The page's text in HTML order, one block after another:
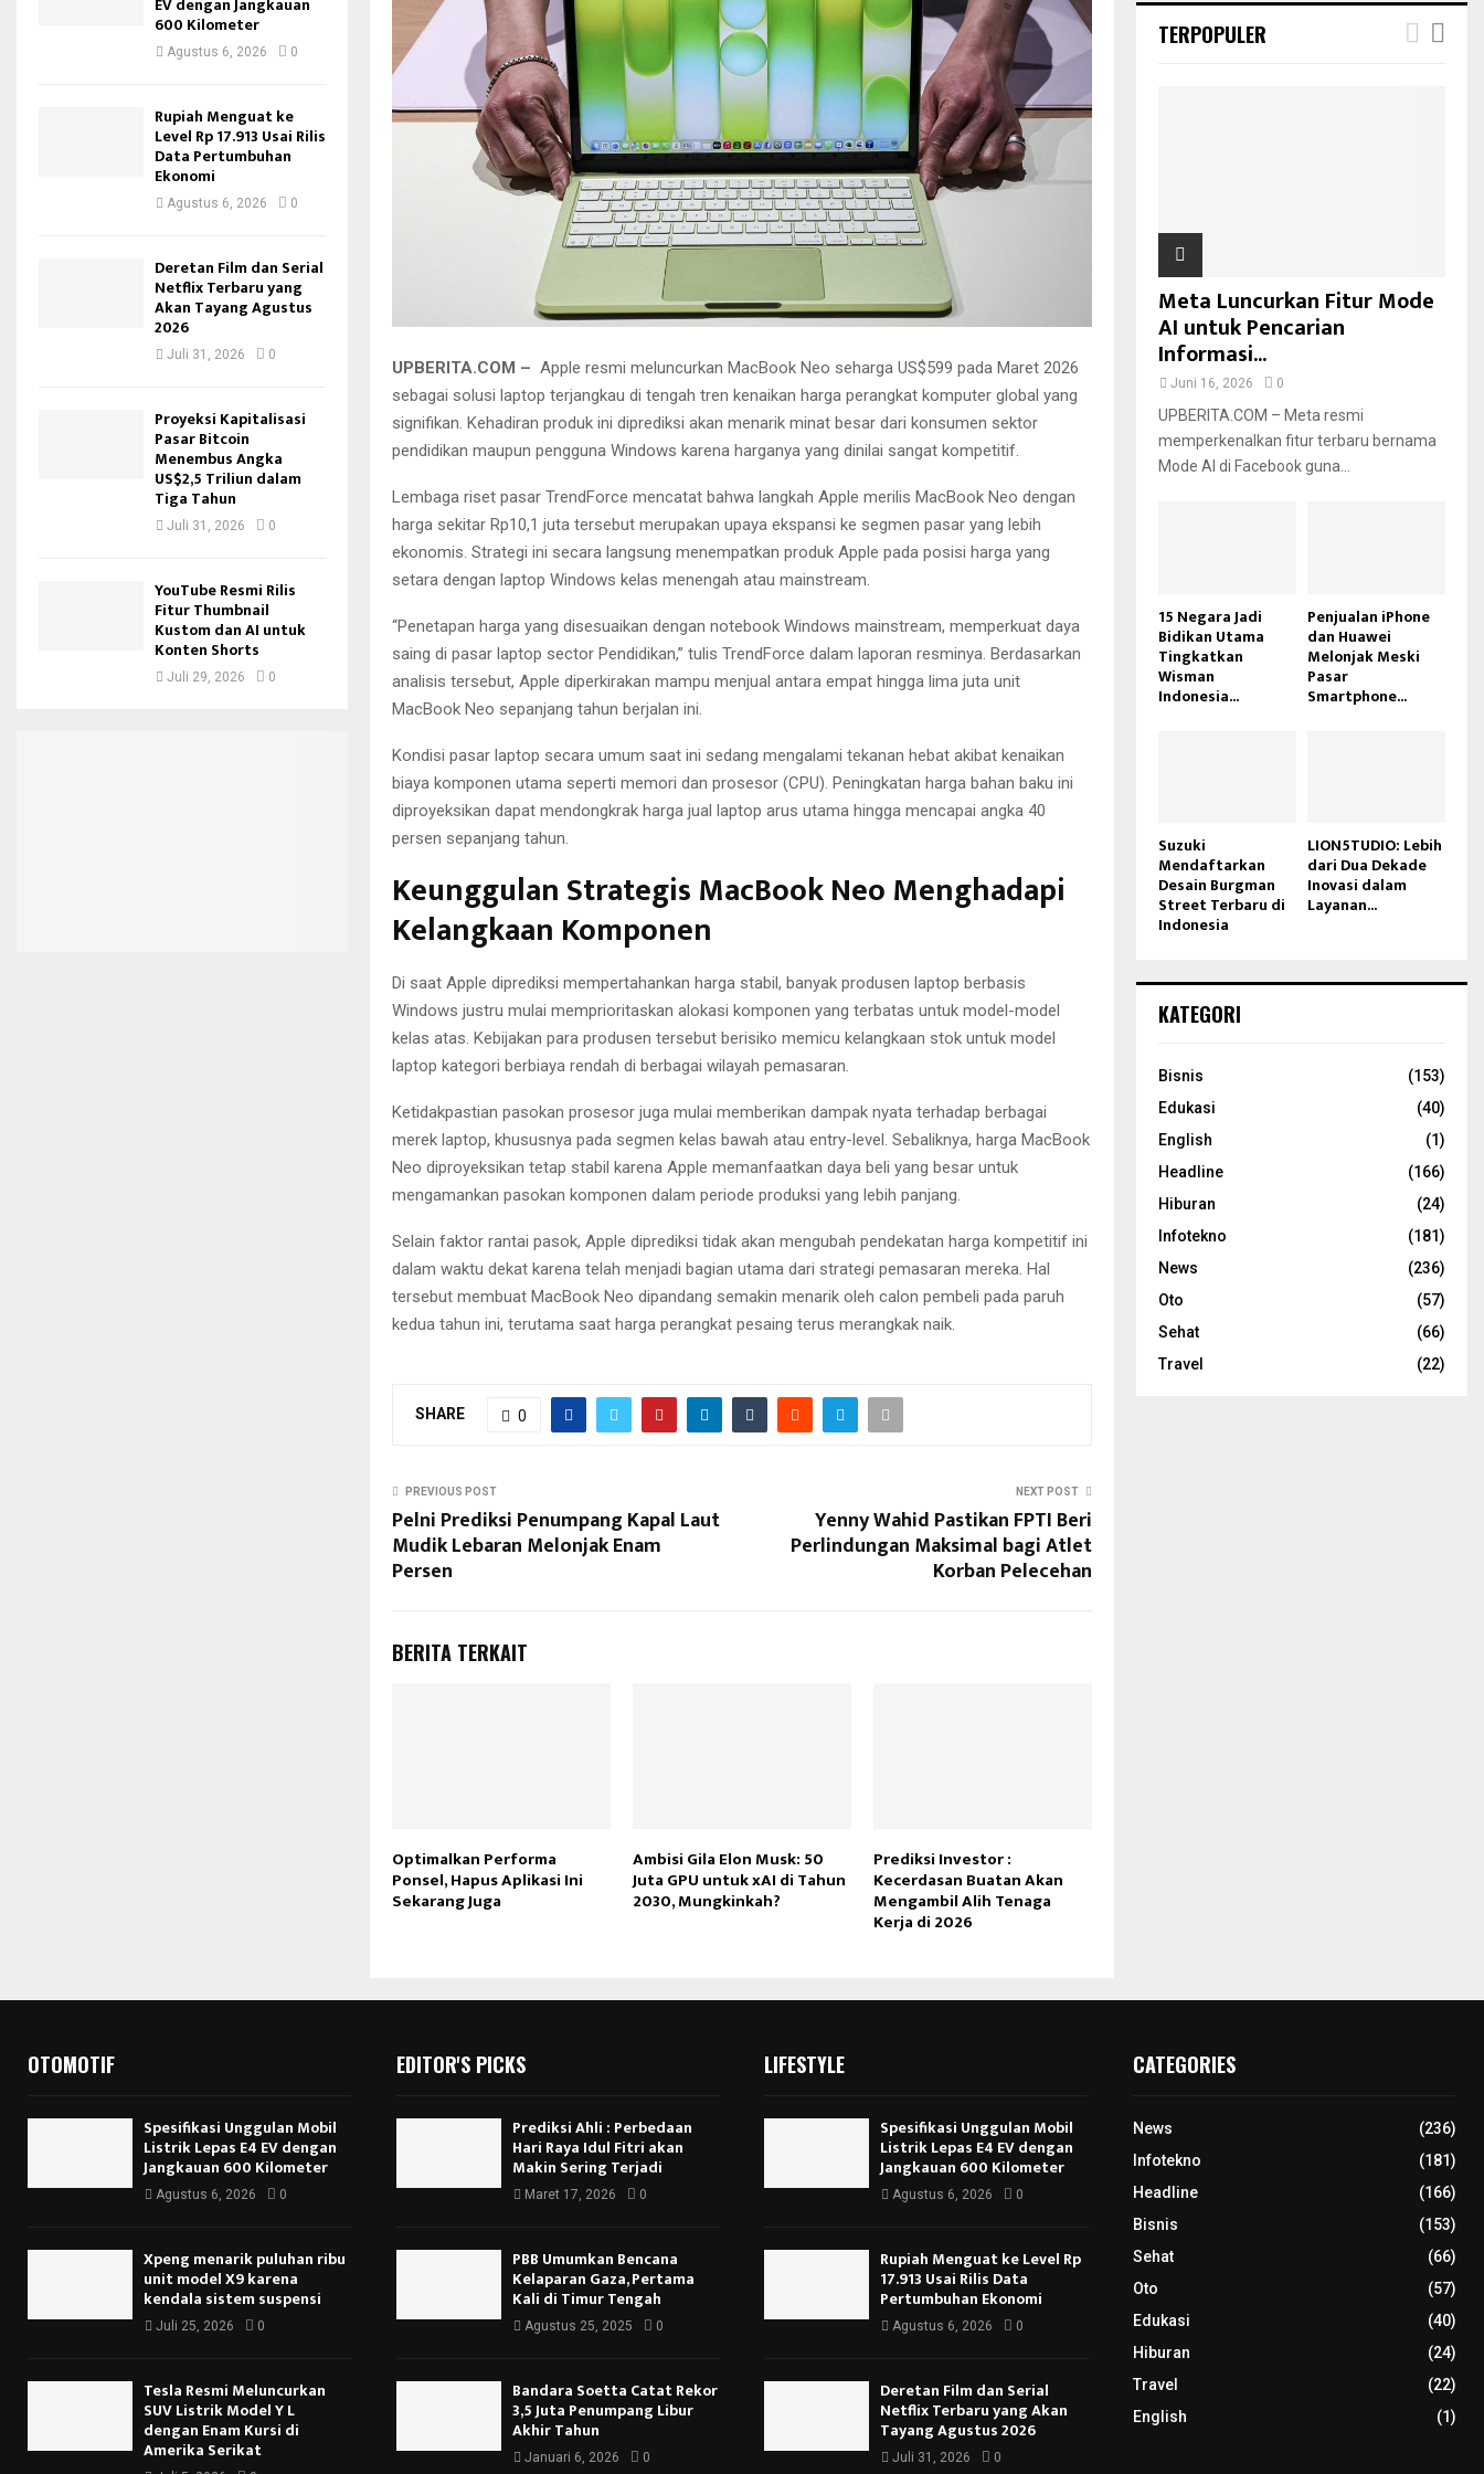
UPBERITA.COM – Apple resmi meluncurkan MacBook Neo seharga US$599 pada Maret 2026
sebagai solusi laptop terjangkau di tengah tren kenaikan harga perangkat komputer global yang
signifikan. Kehadiran produk ini diprediksi akan menarik minat besar dari konsumen sektor
pendidikan maupun pengguna Windows karena harganya yang dinilai sangat kompetitif.
Lembaga riset pasar TrendForce mencatat bahwa langkah Apple merilis MacBook Neo dengan
harga sekitar Rp10,1 juta tersebut merupakan upaya ekspansi ke segmen pasar yang lebih
ekonomis. Strategi ini secara langsung menempatkan produk Apple pada posisi harga yang
setara dengan laptop Windows kelas menengah atau mainstream.
“Penetapan harga yang disesuaikan dengan notebook Windows mainstream, memperkuat daya
saing di pasar laptop sector Pendidikan,” tulis TrendForce dalam laporan resminya. Berdasarkan
analisis tersebut, Apple diperkirakan mampu menjual antara empat hingga lima juta unit
MacBook Neo sepanjang tahun berjalan ini.
Kondisi pasar laptop secara umum saat ini sedang mengalami tekanan hebat akibat kenaikan
biaya komponen utama seperti memori dan prosesor (CPU). Peningkatan harga bahan baku ini
diproyeksikan dapat mendongkrak harga jual laptop arus utama hingga mencapai angka 40
persen sepanjang tahun.
Keunggulan Strategis MacBook Neo Menghadapi
Kelangkaan Komponen
Di saat Apple diprediksi mempertahankan harga stabil, banyak produsen laptop berbasis
Windows justru mulai memprioritaskan alokasi komponen yang terbatas untuk model-model
kelas atas. Kebijakan para produsen tersebut berisiko memicu kelangkaan stok untuk model
laptop kategori berbiaya rendah di berbagai wilayah pemasaran.
Ketidakpastian pasokan prosesor juga mulai memberikan dampak nyata terhadap berbagai
merek laptop, khususnya pada segmen kelas bawah atau entry-level. Sebaliknya, harga MacBook
Neo diproyeksikan tetap stabil karena Apple memanfaatkan daya beli yang besar untuk
mengamankan pasokan komponen dalam periode produksi yang lebih panjang.
Selain faktor rantai pasok, Apple diprediksi tidak akan mengubah pendekatan harga kompetitif ini
dalam waktu dekat karena telah menjadi bagian utama dari strategi pemasaran mereka. Hal
tersebut membuat MacBook Neo dipandang semakin menarik oleh calon pembeli pada paruh
kedua tahun ini, terutama saat harga perangkat pesaing terus merangkak naik.
SHARE 0
PREVIOUS POST
Pelni Prediksi Penumpang Kapal Laut
Mudik Lebaran Melonjak Enam
Persen
NEXT POST
Yenny Wahid Pastikan FPTI Beri
Perlindungan Maksimal bagi Atlet
Korban Pelecehan
BERITA TERKAIT
Optimalkan Performa
Ponsel, Hapus Aplikasi Ini
Sekarang Juga
Ambisi Gila Elon Musk: 50
Juta GPU untuk xAI di Tahun
2030, Mungkinkah?
Prediksi Investor :
Kecerdasan Buatan Akan
Mengambil Alih Tenaga
Kerja di 2026
600 Kilometer
Agustus 6, 2026 0
Rupiah Menguat ke
Level Rp 17.913 Usai Rilis
Data Pertumbuhan
Ekonomi
Agustus 6, 2026 0
Deretan Film dan Serial
Netflix Terbaru yang
Akan Tayang Agustus
2026
Juli 31, 2026 0
Proyeksi Kapitalisasi
Pasar Bitcoin
Menembus Angka
US$2,5 Triliun dalam
Tiga Tahun
Juli 31, 2026 0
YouTube Resmi Rilis
Fitur Thumbnail
Kustom dan AI untuk
Konten Shorts
Juli 29, 2026 0
TERPOPULER
Meta Luncurkan Fitur Mode
AI untuk Pencarian
Informasi...
Juni 16, 2026 0
UPBERITA.COM – Meta resmi
memperkenalkan fitur terbaru bernama
Mode AI di Facebook guna...
15 Negara Jadi
Bidikan Utama
Tingkatkan
Wisman
Indonesia...
Penjualan iPhone
dan Huawei
Melonjak Meski
Pasar
Smartphone...
Suzuki
Mendaftarkan
Desain Burgman
Street Terbaru di
Indonesia
LION5TUDIO: Lebih
dari Dua Dekade
Inovasi dalam
Layanan...
KATEGORI
Bisnis
(153)
Edukasi
(40)
English
(1)
Headline
(166)
Hiburan
(24)
Infotekno
(181)
News
(236)
Oto
(57)
Sehat
(66)
Travel
(22)
OTOMOTIF
Spesifikasi Unggulan Mobil
Listrik Lepas E4 EV dengan
Jangkauan 600 Kilometer
Agustus 6, 2026 0
Xpeng menarik puluhan ribu
unit model X9 karena
kendala sistem suspensi
Juli 25, 2026 0
Tesla Resmi Meluncurkan
SUV Listrik Model Y L
dengan Enam Kursi di
Amerika Serikat
EDITOR'S PICKS
Prediksi Ahli : Perbedaan
Hari Raya Idul Fitri akan
Makin Sering Terjadi
Maret 17, 2026 0
PBB Umumkan Bencana
Kelaparan Gaza, Pertama
Kali di Timur Tengah
Agustus 25, 2025 0
Bandara Soetta Catat Rekor
3,5 Juta Penumpang Libur
Akhir Tahun
Januari 6, 2026 0
LIFESTYLE
Spesifikasi Unggulan Mobil
Listrik Lepas E4 EV dengan
Jangkauan 600 Kilometer
Agustus 6, 2026 0
Rupiah Menguat ke Level Rp
17.913 Usai Rilis Data
Pertumbuhan Ekonomi
Agustus 6, 2026 0
Deretan Film dan Serial
Netflix Terbaru yang Akan
Tayang Agustus 2026
Juli 31, 2026 0
CATEGORIES
News
(236)
Infotekno
(181)
Headline
(166)
Bisnis
(153)
Sehat
(66)
Oto
(57)
Edukasi
(40)
Hiburan
(24)
Travel
(22)
English
(1)